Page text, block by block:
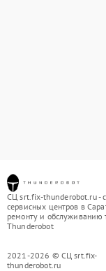
СЦ srt.fix-thunderobot.ru -
сервисных центров в
ремонту и обслуживанию
Thunderobot
2021-2026 © СЦ srt.fix-
thunderobot.ru